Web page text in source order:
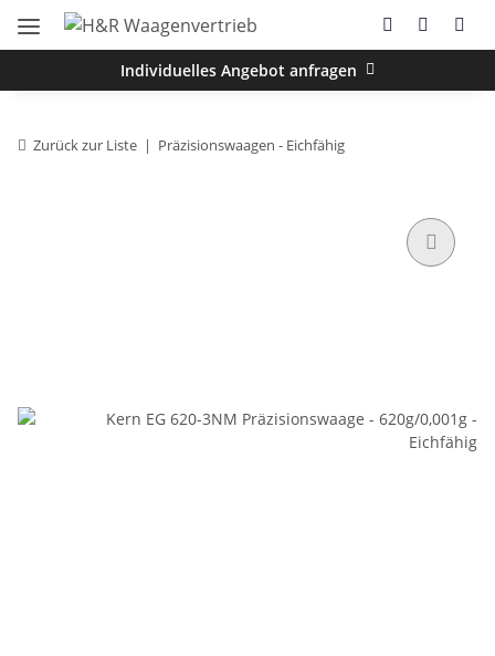
Individuelles Angebot anfragen
Zurück zur Liste Präzisionswaagen - Eichfähig